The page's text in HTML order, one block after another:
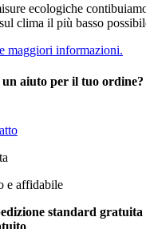
ecologiche
clima il più basso
maggiori informazioni.
aiuto per il tuo
e affidabile
standard gratuita